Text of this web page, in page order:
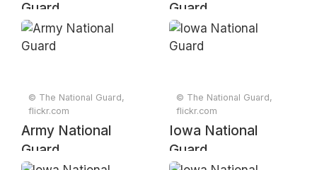
Guard Guard
© The National Guard,
flickr.com
Army National
Guard
© The National Guard,
flickr.com
Iowa National
Guard